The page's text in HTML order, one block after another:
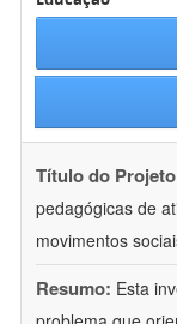
Título do
pedagógicas de
movimentos
Resumo: Esta